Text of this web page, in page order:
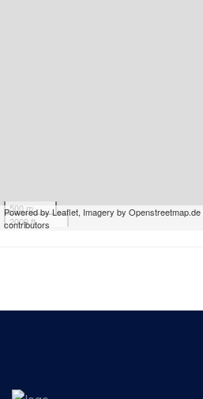
500 m
2000 ft
Powered by Leaflet, Imagery by Openstreetmap.de
contributors